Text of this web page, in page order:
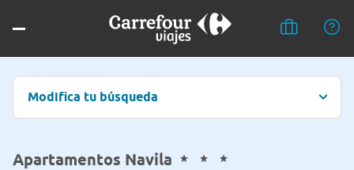
Modifica tu búsqueda
Apartamentos Navila